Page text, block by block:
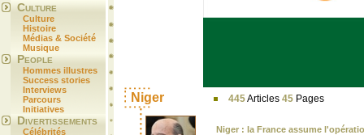
Culture
Culture
Histoire
Médias & Société
Musique
People
Hommes illustres
Success stories
Interviews
Parcours
Initiatives
Divertissements
Célébrités
Niger 445Articles 45 Pages
Niger : la France assume